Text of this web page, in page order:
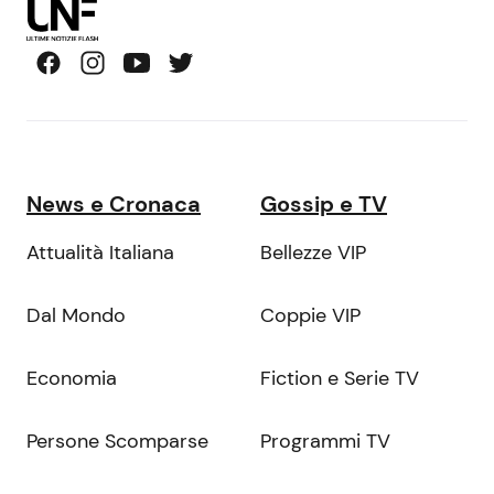
News e Cronaca
Attualità Italiana
Dal Mondo
Economia
Persone Scomparse
Gossip e TV
Bellezze VIP
Coppie VIP
Fiction e Serie TV
Programmi TV